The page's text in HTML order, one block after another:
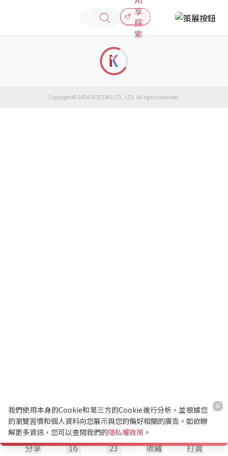
享
探
索
分享 16 23 收藏 打賞
Copyright© DATA SYSTEMS CO., LTD. All rights reserved.
我們使用本身的Cookie和第三方的Cookie進行分析，並根據您
的瀏覽習慣和個人資料向您展示與您的偏好相關的廣告。如欲瞭
解更多資訊，您可以查閱我們的隱私權政策 。